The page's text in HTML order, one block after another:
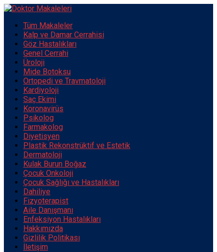
Tüm Makaleler
Kalp ve Damar Cerrahisi
Göz Hastalıkları
Genel Cerrahi
Üroloji
Mide Botoksu
Ortopedi ve Travmatoloji
Kardiyoloji
Saç Ekimi
Koronavirüs
Psikolog
Farmakolog
Diyetisyen
Plastik Rekonstrüktif ve Estetik
Dermatoloji
Kulak Burun Boğaz
Çocuk Onkoloji
Çocuk Sağlığı ve Hastalıkları
Dahiliye
Fizyoterapist
Aile Danışmanı
Enfeksiyon Hastalıkları
Hakkımızda
Gizlilik Politikası
İletişim